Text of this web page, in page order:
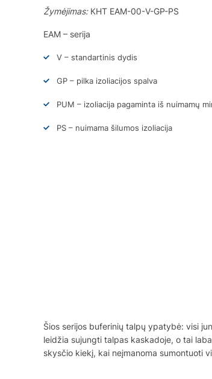
Žymėjimas:КНТ ЕАМ-00-V-GP-PS
EAМ – serija
V – standartinis dydis
GP – pilka izoliacijos spalva
PUM – izoliacija pagaminta iš nuimamų
PS – nuimama šilumos izoliacija
Šios serijos buferinių talpų ypatybė: visi
leidžia sujungti talpas kaskadoje, o tai
skysčio kiekį, kai neįmanoma sumontuoti